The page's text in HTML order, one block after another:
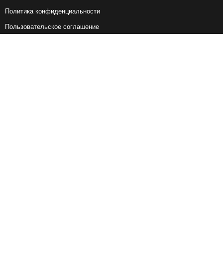
Политика конфиденциальности
Пользовательское соглашение